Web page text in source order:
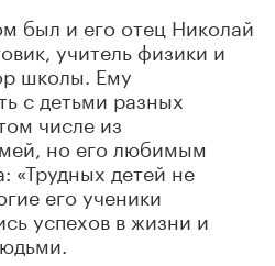
был и его отец Николай
учитель физики и
школы. Ему
с детьми разных
числе из
но его любимым
«Трудных детей не
его ученики
успехов в жизни и